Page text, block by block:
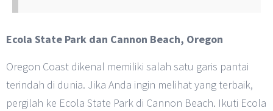
Ecola State Park dan Cannon Beach, Oregon
Oregon Coast dikenal memiliki salah satu garis pantai
terindah di dunia. Jika Anda ingin melihat yang terbaik,
pergilah ke Ecola State Park di Cannon Beach. Ikuti Ecola